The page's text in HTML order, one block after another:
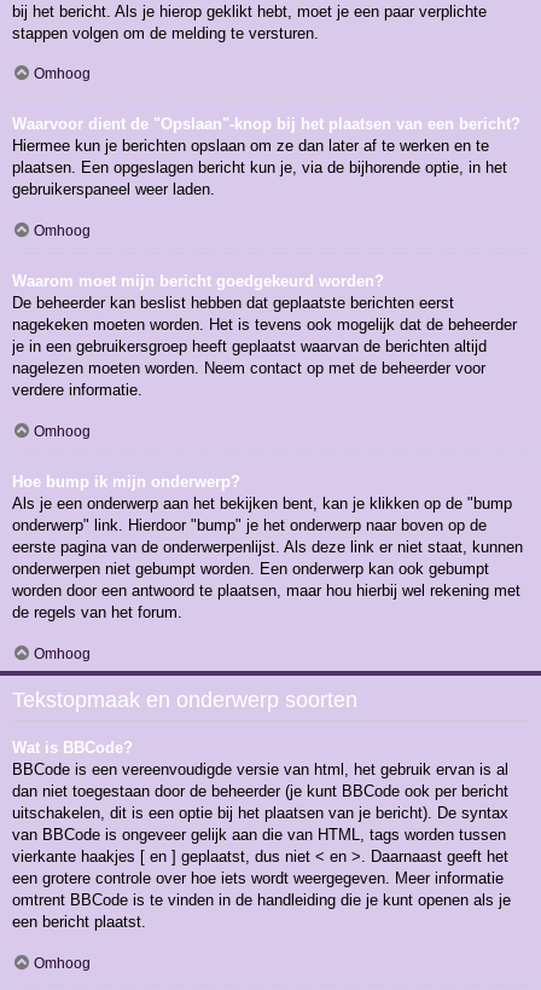
bij het bericht. Als je hierop geklikt hebt, moet je een paar verplichte
stappen volgen om de melding te versturen.
Omhoog
Waarvoor dient de "Opslaan"-knop bij het plaatsen van een bericht?
Hiermee kun je berichten opslaan om ze dan later af te werken en te
plaatsen. Een opgeslagen bericht kun je, via de bijhorende optie, in het
gebruikerspaneel weer laden.
Omhoog
Waarom moet mijn bericht goedgekeurd worden?
De beheerder kan beslist hebben dat geplaatste berichten eerst
nagekeken moeten worden. Het is tevens ook mogelijk dat de beheerder
je in een gebruikersgroep heeft geplaatst waarvan de berichten altijd
nagelezen moeten worden. Neem contact op met de beheerder voor
verdere informatie.
Omhoog
Hoe bump ik mijn onderwerp?
Als je een onderwerp aan het bekijken bent, kan je klikken op de "bump
onderwerp" link. Hierdoor "bump" je het onderwerp naar boven op de
eerste pagina van de onderwerpenlijst. Als deze link er niet staat, kunnen
onderwerpen niet gebumpt worden. Een onderwerp kan ook gebumpt
worden door een antwoord te plaatsen, maar hou hierbij wel rekening met
de regels van het forum.
Omhoog
Tekstopmaak en onderwerp soorten
Wat is BBCode?
BBCode is een vereenvoudigde versie van html, het gebruik ervan is al
dan niet toegestaan door de beheerder (je kunt BBCode ook per bericht
uitschakelen, dit is een optie bij het plaatsen van je bericht). De syntax
van BBCode is ongeveer gelijk aan die van HTML, tags worden tussen
vierkante haakjes [ en ] geplaatst, dus niet < en >. Daarnaast geeft het
een grotere controle over hoe iets wordt weergegeven. Meer informatie
omtrent BBCode is te vinden in de handleiding die je kunt openen als je
een bericht plaatst.
Omhoog